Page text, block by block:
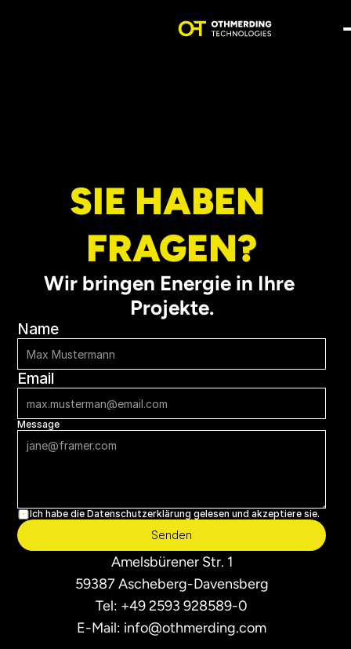
LEISTUNGEN
UNTERNEHMEN
SIE HABEN
FRAGEN?
Wir bringen Energie in Ihre
Projekte.
Name
Email
Message
Ich habe die Datenschutzerklärung gelesen und akzeptiere sie.
Senden
Amelsbürener Str. 1
59387 Ascheberg-Davensberg
Tel: +49 2593 928589-0
E-Mail: info@othmerding.com